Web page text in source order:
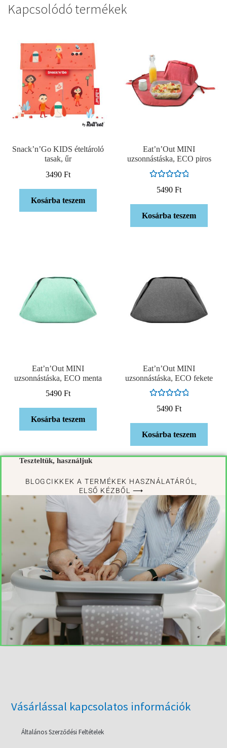
Kapcsolódó termékek
Snack’n’Go KIDS ételtároló
tasak, űr
3490 Ft
Kosárba teszem
Eat’n’Out MINI
uzsonnástáska, ECO piros
5490 Ft
Kosárba teszem
Eat’n’Out MINI
uzsonnástáska, ECO menta
5490 Ft
Kosárba teszem
Eat’n’Out MINI
uzsonnástáska, ECO fekete
5490 Ft
Kosárba teszem
Teszteltük, használjuk
BLOGCIKKEK A TERMÉKEK HASZNÁLATÁRÓL,
ELSŐ KÉZBŐL ⟶
Vásárlással kapcsolatos információk
Általános Szerződési Feltételek